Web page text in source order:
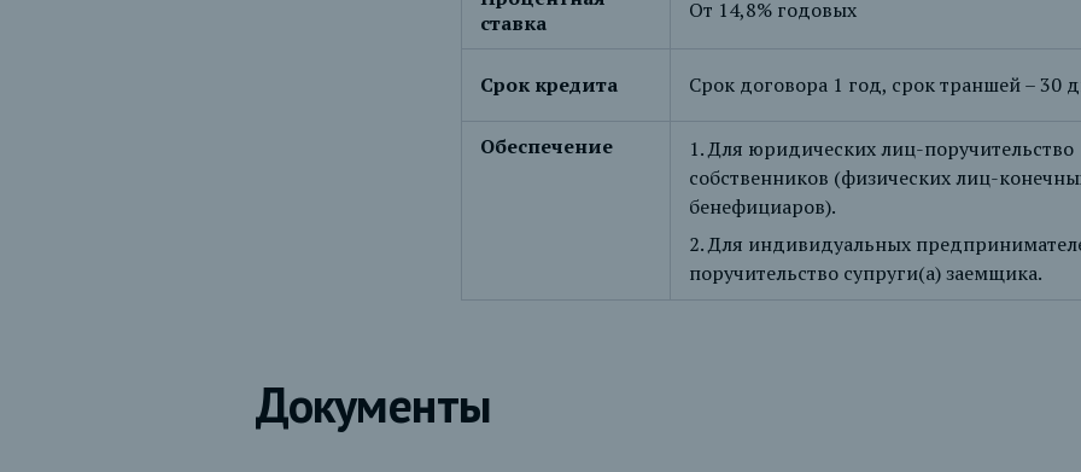
ставка
От 14,8% годовых
Срок кредита Срок договора 1 год, срок траншей – 30
Обеспечение
1. Для юридических лиц-поручительство
собственников (физических лиц-
бенефициаров).
2. Для индивидуальных
поручительство супруги(а) заемщика.
Документы